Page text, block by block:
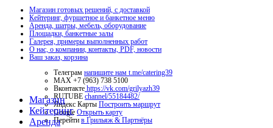
Магазин готовых решений, с доставкой
Кейтеринг, фуршетное и банкетное меню
Аренда, шатры, мебель, оборудование
Площадки, банкетные залы
Галерея, примеры выполненных работ
О нас, о компании, контакты, PDF, новости
Ваш заказ, корзина
Телеграм напишите нам t.me/catering39
МАХ +7 (963) 738 5100
Вконтакте https://vk.com/grilyazh39
RUTUBE channel/55184482/
Яндекс Карты Построить маршрут
Google Открыть карту
Перейти в Грильяж & Партнёры
Close
Menu
Магазин
Кейтеринг
Аренда